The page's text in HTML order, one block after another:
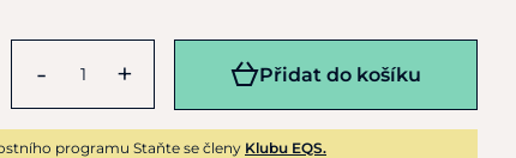
- + Přidat do košíku
programu Staňte se členy Klubu EQS.